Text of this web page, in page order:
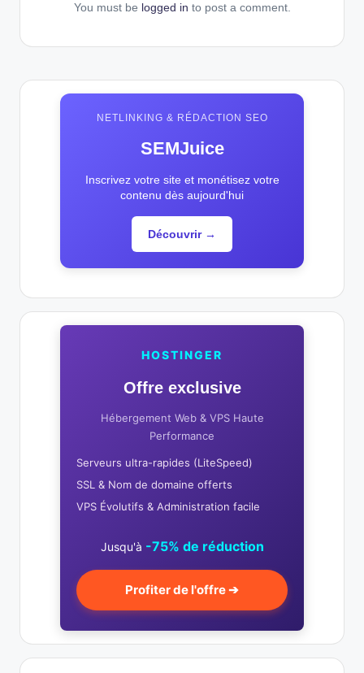
You must be logged in to post a comment.
NETLINKING & RÉDACTION SEO
SEMJuice
Inscrivez votre site et monétisez votre
contenu dès aujourd'hui
Découvrir →
HOSTINGER
Offre exclusive
Hébergement Web & VPS Haute
Performance
Serveurs ultra-rapides (LiteSpeed)
SSL & Nom de domaine offerts
VPS Évolutifs & Administration facile
Jusqu'à -75% de réduction
Profiter de l'offre ➔